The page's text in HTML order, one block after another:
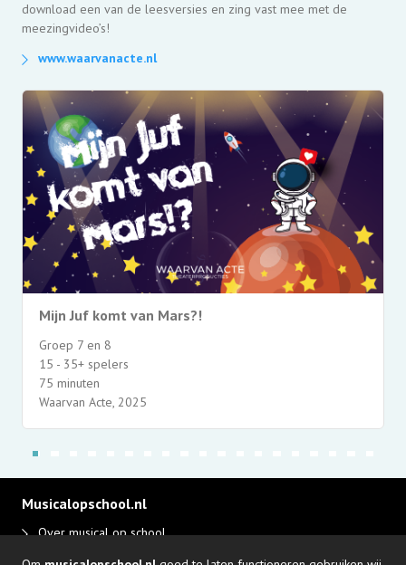
download een van de leesversies en zing vast mee met de
meezingvideo’s!
www.waarvanacte.nl
Mijn Juf komt van Mars?!
Groep 7 en 8
15 - 35+ spelers
75 minuten
Waarvan Acte, 2025
Musicalopschool.nl
Over musical op school